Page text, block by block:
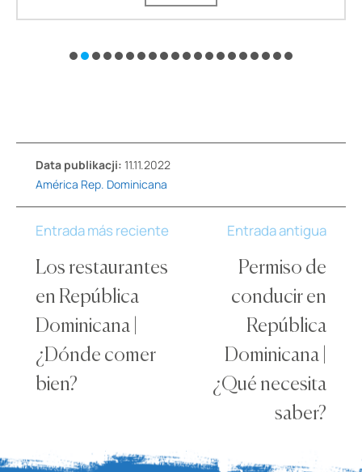
Data publikacji: 11.11.2022
América Rep. Dominicana
Entrada más reciente
Los restaurantes
en República
Dominicana |
¿Dónde comer
bien?
Entrada antigua
Permiso de
conducir en
República
Dominicana |
¿Qué necesita
saber?